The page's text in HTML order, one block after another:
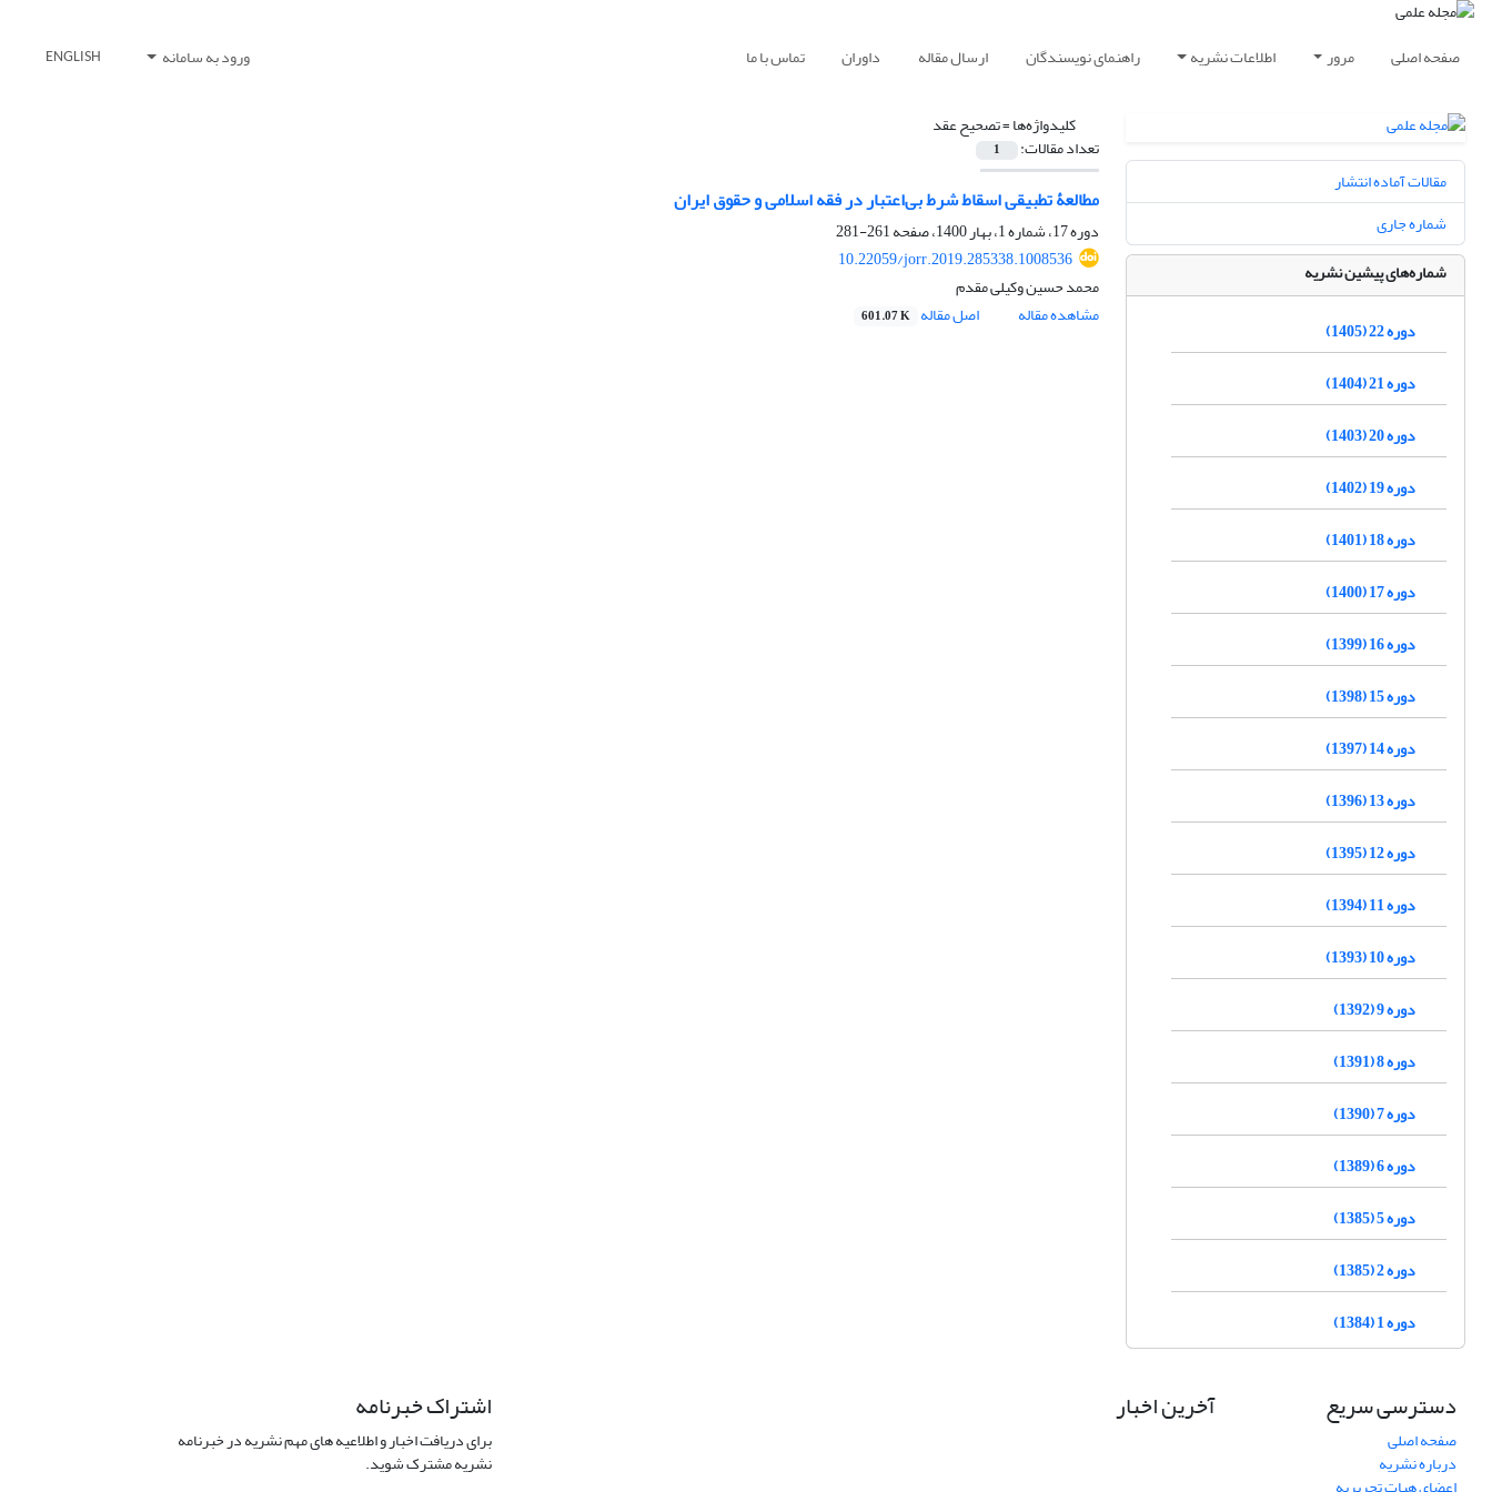
صفحه اصلی مرور اطلاعات نشریه راهنمای نویسندگان ارسال مقاله داوران تماس با ما ورود به سامانه ENGLISH
کلیدواژه‌ها =تصحیح عقد
تعداد مقالات: 1
مطالعۀ تطبیقی اسقاط شرط بی‌اعتبار در فقه اسلامی و حقوق ایران
دوره 17، شماره 1، بهار 1400، صفحه
261-281
10.22059/jorr.2019.285338.1008536
محمد حسین وکیلی مقدم
مشاهده مقاله
اصل مقاله 601.07 K
مقالات آماده انتشار
شماره جاری
شماره‌های پیشین نشریه
دوره 22 (1405)
دوره 21 (1404)
دوره 20 (1403)
دوره 19 (1402)
دوره 18 (1401)
دوره 17 (1400)
دوره 16 (1399)
دوره 15 (1398)
دوره 14 (1397)
دوره 13 (1396)
دوره 12 (1395)
دوره 11 (1394)
دوره 10 (1393)
دوره 9 (1392)
دوره 8 (1391)
دوره 7 (1390)
دوره 6 (1389)
دوره 5 (1385)
دوره 2 (1385)
دوره 1 (1384)
دسترسی سریع
صفحه اصلی
درباره نشریه
آخرین اخبار اشتراک خبرنامه
برای دریافت اخبار و اطلاعیه های مهم نشریه در خبرنامه
نشریه مشترک شوید.